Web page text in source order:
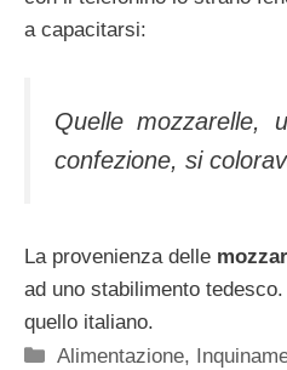
a capacitarsi:
Quelle mozzarelle,
confezione, si
La provenienza delle
ad uno stabilimento
quello italiano.
Categorie
Alimentazione,